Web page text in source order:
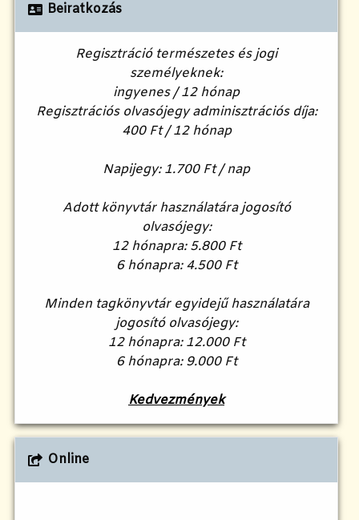
Beiratkozás
Regisztráció természetes és jogi
személyeknek:
ingyenes / 12 hónap
Regisztrációs olvasójegy adminisztrációs díja:
400 Ft / 12 hónap
Napijegy: 1.700 Ft / nap
Adott könyvtár használatára jogosító
olvasójegy:
12 hónapra: 5.800 Ft
6 hónapra: 4.500 Ft
Minden tagkönyvtár egyidejű használatára
jogosító olvasójegy:
12 hónapra: 12.000 Ft
6 hónapra: 9.000 Ft
Kedvezmények
Online